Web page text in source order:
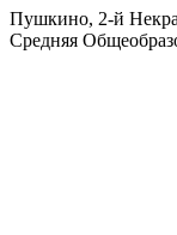
Пушкино, 2-й
Средняя